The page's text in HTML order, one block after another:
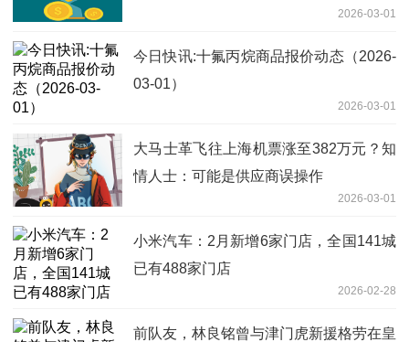
2026-03-01
今日快讯:十氟丙烷商品报价动态（2026-
03-01）
2026-03-01
大马士革飞往上海机票涨至382万元？知
情人士：可能是供应商误操作
2026-03-01
小米汽车：2月新增6家门店，全国141城
已有488家门店
2026-02-28
前队友，林良铭曾与津门虎新援格劳在皇